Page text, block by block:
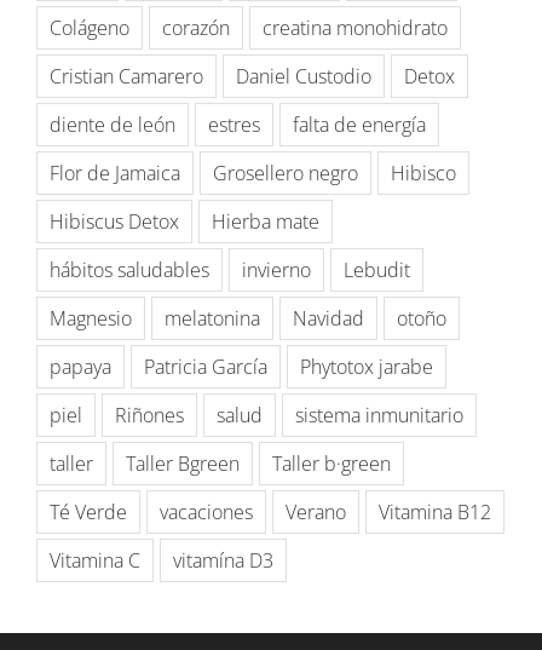
Colágeno
corazón
creatina monohidrato
Cristian Camarero
Daniel Custodio
Detox
diente de león
estres
falta de energía
Flor de Jamaica
Grosellero negro
Hibisco
Hibiscus Detox
Hierba mate
hábitos saludables
invierno
Lebudit
Magnesio
melatonina Navidad
otoño
papaya
Patricia García
Phytotox jarabe
piel
Riñones salud
sistema inmunitario
taller
Taller Bgreen
Taller b·green
Té Verde
vacaciones Verano
Vitamina B12
Vitamina C
vitamína D3